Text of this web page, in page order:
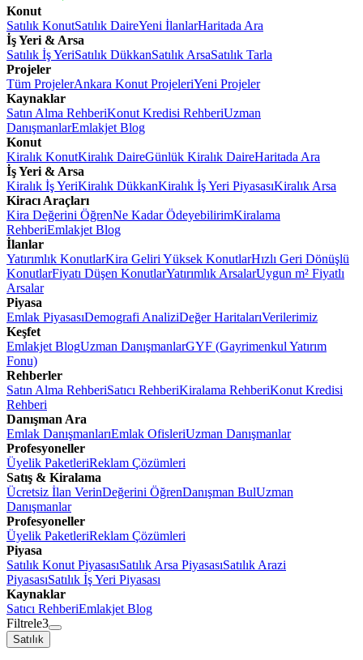
Konut
Satılık KonutSatılık DaireYeni İlanlarHaritada Ara
İş Yeri & Arsa
Satılık İş YeriSatılık DükkanSatılık ArsaSatılık Tarla
Projeler
Tüm ProjelerAnkara Konut ProjeleriYeni Projeler
Kaynaklar
Satın Alma RehberiKonut Kredisi RehberiUzman
DanışmanlarEmlakjet Blog
Konut
Kiralık KonutKiralık DaireGünlük Kiralık DaireHaritada Ara
İş Yeri & Arsa
Kiralık İş YeriKiralık DükkanKiralık İş Yeri PiyasasıKiralık Arsa
Kiracı Araçları
Kira Değerini ÖğrenNe Kadar ÖdeyebilirimKiralama
RehberiEmlakjet Blog
İlanlar
Yatırımlık KonutlarKira Geliri Yüksek KonutlarHızlı Geri Dönüşlü
KonutlarFiyatı Düşen KonutlarYatırımlık ArsalarUygun m² Fiyatlı
Arsalar
Piyasa
Emlak PiyasasıDemografi AnaliziDeğer HaritalarıVerilerimiz
Keşfet
Emlakjet BlogUzman DanışmanlarGYF (Gayrimenkul Yatırım
Fonu)
Rehberler
Satın Alma RehberiSatıcı RehberiKiralama RehberiKonut Kredisi
Rehberi
Danışman Ara
Emlak DanışmanlarıEmlak OfisleriUzman Danışmanlar
Profesyoneller
Üyelik PaketleriReklam Çözümleri
Satış & Kiralama
Ücretsiz İlan VerinDeğerini ÖğrenDanışman BulUzman
Danışmanlar
Profesyoneller
Üyelik PaketleriReklam Çözümleri
Piyasa
Satılık Konut PiyasasıSatılık Arsa PiyasasıSatılık Arazi
PiyasasıSatılık İş Yeri Piyasası
Kaynaklar
Satıcı RehberiEmlakjet Blog
Filtrele3
Satılık